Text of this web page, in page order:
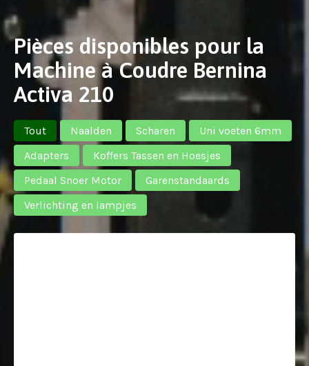
Pièces disponibles pour la
Machine à Coudre Bernina
Activa 210
Tout Naalden Scharen
Uni voeten 6mm
Adapters
Koffers Tassen en Hoesjes
Pedaal Snoer Motor
Garenstandaards
Verlichting en lampjes